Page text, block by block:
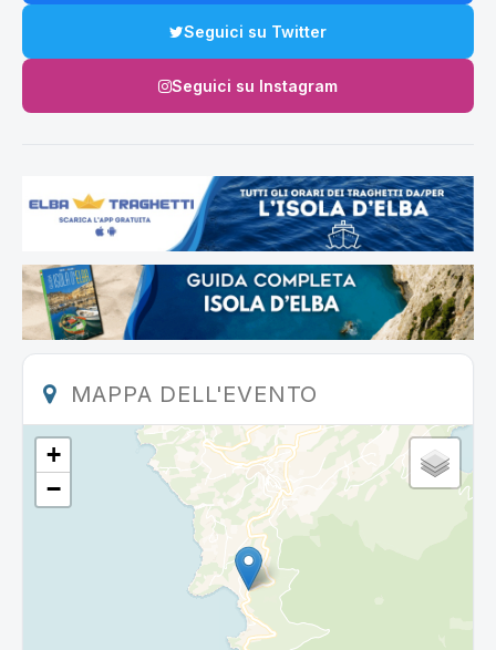
Seguici su Twitter
Seguici su Instagram
MAPPA DELL'EVENTO
+
−